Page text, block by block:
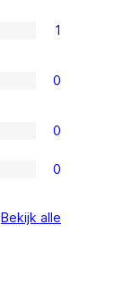
1
0
0
0
Bekijk alle